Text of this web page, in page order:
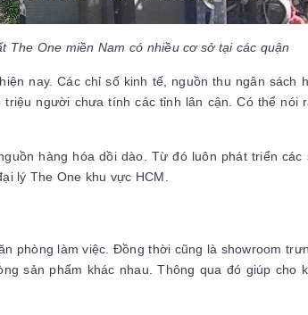
The One miền Nam có nhiều cơ sở tại các quận
nay. Các chỉ số kinh tế, nguồn thu ngân
người chưa tính các tỉnh lân cận. Có thể nói
hàng hóa dồi dào. Từ đó luôn phát triển
lý The One khu vực HCM.
phòng làm việc. Đồng thời cũng là showroom
sản phẩm khác nhau. Thông qua đó giúp